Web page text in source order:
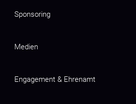
Sponsoring
Medien
Engagement & Ehrenamt